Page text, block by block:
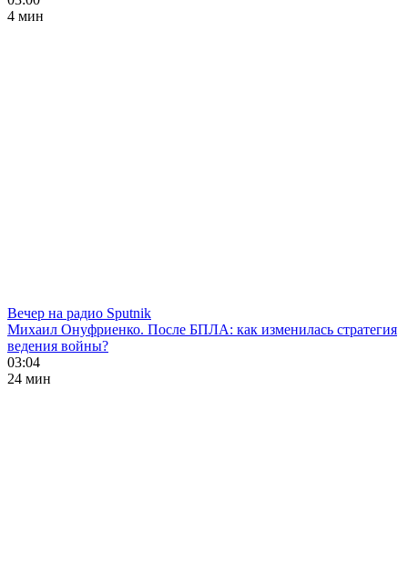
4 мин
Вечер на радио Sputnik
Михаил Онуфриенко. После БПЛА: как изменилась стратегия
ведения войны?
03:04
24 мин